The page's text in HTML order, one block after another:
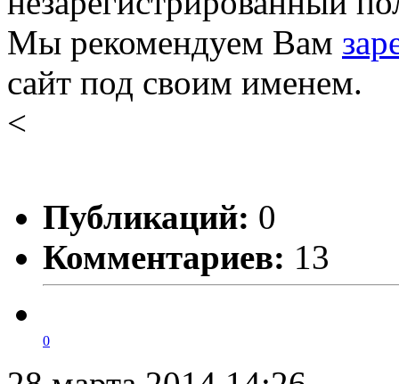
Мы рекомендуем Вам
сайт под своим именем.
<
Публикаций: 0
Комментариев: 13
0